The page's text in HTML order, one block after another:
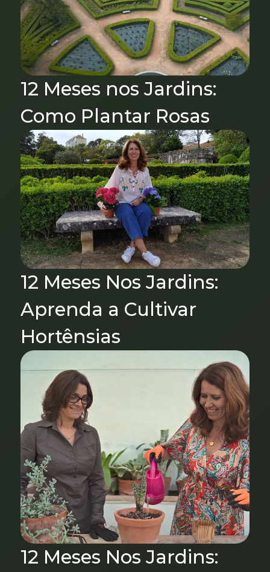
12 Meses nos Jardins:
Como Plantar Rosas
12 Meses Nos Jardins:
Aprenda a Cultivar
Hortênsias
12 Meses Nos Jardins: